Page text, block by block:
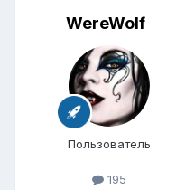
WereWolf
Пользователь
195